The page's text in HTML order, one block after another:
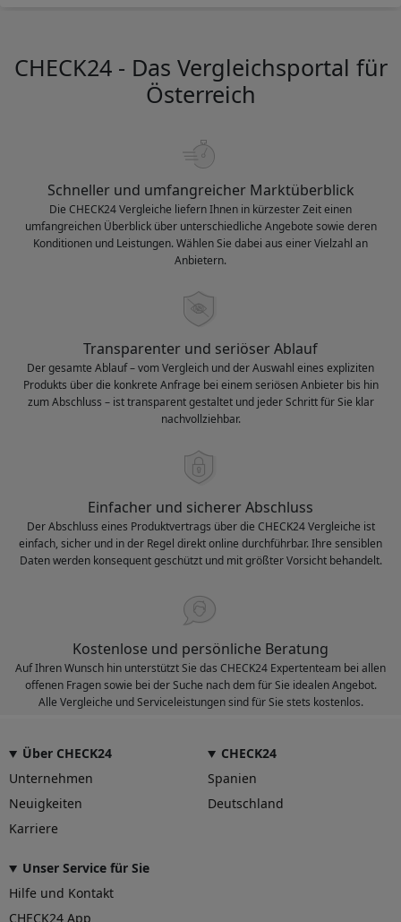
CHECK24 - Das Vergleichsportal für
Österreich
Schneller und umfangreicher Marktüberblick
Die CHECK24 Vergleiche liefern Ihnen in kürzester Zeit einen
umfangreichen Überblick über unterschiedliche Angebote sowie deren
Konditionen und Leistungen. Wählen Sie dabei aus einer Vielzahl an
Anbietern.
Transparenter und seriöser Ablauf
Der gesamte Ablauf – vom Vergleich und der Auswahl eines expliziten
Produkts über die konkrete Anfrage bei einem seriösen Anbieter bis hin
zum Abschluss – ist transparent gestaltet und jeder Schritt für Sie klar
nachvollziehbar.
Einfacher und sicherer Abschluss
Der Abschluss eines Produktvertrags über die CHECK24 Vergleiche ist
einfach, sicher und in der Regel direkt online durchführbar. Ihre sensiblen
Daten werden konsequent geschützt und mit größter Vorsicht behandelt.
Kostenlose und persönliche Beratung
Auf Ihren Wunsch hin unterstützt Sie das CHECK24 Expertenteam bei allen
offenen Fragen sowie bei der Suche nach dem für Sie idealen Angebot.
Alle Vergleiche und Serviceleistungen sind für Sie stets kostenlos.
Über CHECK24
Unternehmen
Neuigkeiten
Karriere
CHECK24
Spanien
Deutschland
Unser Service für Sie
Hilfe und Kontakt
CHECK24 App